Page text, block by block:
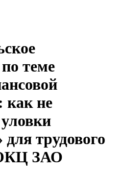
теме
как не
трудового
ЗАО